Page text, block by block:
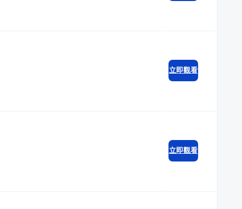
立即觀看
立即觀看